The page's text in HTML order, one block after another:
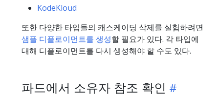
KodeKloud
또한 다양한 타입들의 캐스케이딩 삭제를 실험하려면
샘플 디플로이먼트를 생성할 필요가 있다. 각 타입에
대해 디플로이먼트를 다시 생성해야 할 수도 있다.
파드에서 소유자 참조 확인